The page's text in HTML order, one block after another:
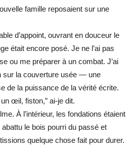
famille reposaient sur une
d’appoint, ouvrant en douceur le
était encore posé. Je ne l’ai pas
ou me préparer à un combat. J’ai
sur la couverture usée — une
de la puissance de la vérité écrite.
œil, fiston,” ai-je dit.
À l’intérieur, les fondations étaient
le bois pourri du passé et
quelque chose fait pour durer.